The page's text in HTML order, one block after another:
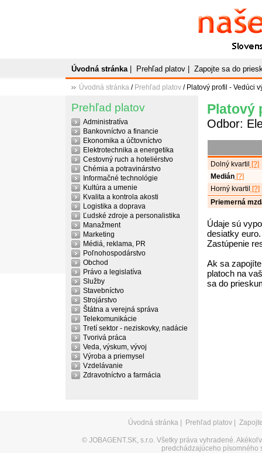
Naše
Slovenský
Úvodná stránka| Prehľad platov Zapojte sa do
Úvodná stránka / Prehľad platov / Platový profil - Vedúci
Prehľad platov
Administratíva
Bankovníctvo a financie
Ekonomika a účtovníctvo
Elektrotechnika a energetika
Cestovný ruch a hoteliérstvo
Chémia a potravinárstvo
Informačné technológie
Kultúra a umenie
Kvalita a kontrola akosti
Logistika a doprava
Ľudské zdroje a personalistika
Manažment
Marketing
Médiá, reklama, PR
Poľnohospodárstvo
Obchod
Právo a legislatíva
Služby
Stavebníctvo
Strojárstvo
Štátna a verejná správa
Telekomunikácie
Tretí sektor - neziskovky, nadácie
Tvorivá práca
Veda, výskum, vývoj
Výroba a priemysel
Vzdelávanie
Zdravotníctvo a farmácia
Platový
Odbor:
Dolný kvartil
[?]
Medián[?]
Horný kvartil
[?]
Priemerná
Údaje sú
desiatky euro.
Zastúpenie
Ak sa
platoch na
sa do
Úvodná stránka Prehľad platov
© JOBAGENT.SK, s.r.o. Všetky práva vyhradené.
predchádzajúceho písomného